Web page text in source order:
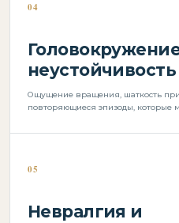
04
неустойчивость
Ощущение вращения, шаткость
повторяющиеся эпизоды, которые
05
Невралгия и